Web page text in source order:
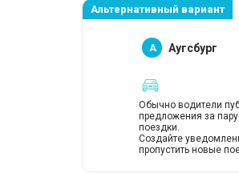
Альтернативный вариант
A Аугсбург
Обычно водители
предложения за
поездки.
Создайте
пропустить новые